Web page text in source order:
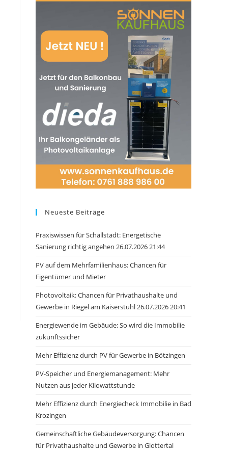
Neueste Beiträge
Praxiswissen für Schallstadt: Energetische
Sanierung richtig angehen 26.07.2026 21:44
PV auf dem Mehrfamilienhaus: Chancen für
Eigentümer und Mieter
Photovoltaik: Chancen für Privathaushalte und
Gewerbe in Riegel am Kaiserstuhl 26.07.2026 20:41
Energiewende im Gebäude: So wird die Immobilie
zukunftssicher
Mehr Effizienz durch PV für Gewerbe in Bötzingen
PV-Speicher und Energiemanagement: Mehr
Nutzen aus jeder Kilowattstunde
Mehr Effizienz durch Energiecheck Immobilie in Bad
Krozingen
Gemeinschaftliche Gebäudeversorgung: Chancen
für Privathaushalte und Gewerbe in Glottertal